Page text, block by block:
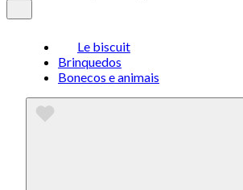
Le biscuit
Brinquedos
Bonecos e animais